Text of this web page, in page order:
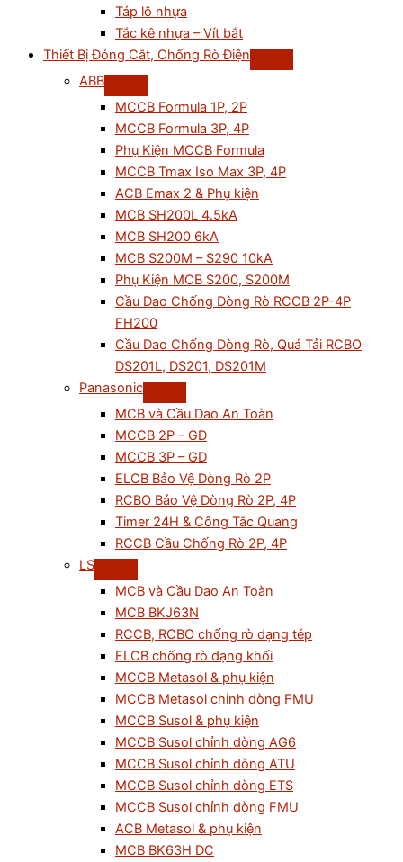
Táp lô nhựa
Tắc kê nhựa – Vít bắt
Thiết Bị Đóng Cắt, Chống Rò Điện
ABB
MCCB Formula 1P, 2P
MCCB Formula 3P, 4P
Phụ Kiện MCCB Formula
MCCB Tmax Iso Max 3P, 4P
ACB Emax 2 & Phụ kiện
MCB SH200L 4.5kA
MCB SH200 6kA
MCB S200M – S290 10kA
Phụ Kiện MCB S200, S200M
Cầu Dao Chống Dòng Rò RCCB 2P-4P
FH200
Cầu Dao Chống Dòng Rò, Quá Tải RCBO
DS201L, DS201, DS201M
Panasonic
MCB và Cầu Dao An Toàn
MCCB 2P – GD
MCCB 3P – GD
ELCB Bảo Vệ Dòng Rò 2P
RCBO Bảo Vệ Dòng Rò 2P, 4P
Timer 24H & Công Tắc Quang
RCCB Cầu Chống Rò 2P, 4P
LS
MCB và Cầu Dao An Toàn
MCB BKJ63N
RCCB, RCBO chống rò dạng tép
ELCB chống rò dạng khối
MCCB Metasol & phụ kiện
MCCB Metasol chỉnh dòng FMU
MCCB Susol & phụ kiện
MCCB Susol chỉnh dòng AG6
MCCB Susol chỉnh dòng ATU
MCCB Susol chỉnh dòng ETS
MCCB Susol chỉnh dòng FMU
ACB Metasol & phụ kiện
MCB BK63H DC